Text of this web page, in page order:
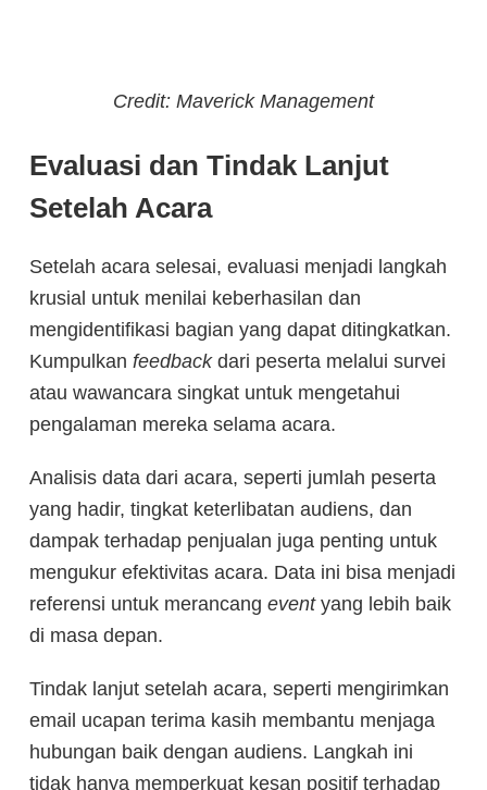
Credit: Maverick Management
Evaluasi dan Tindak Lanjut
Setelah Acara
Setelah acara selesai, evaluasi menjadi langkah
krusial untuk menilai keberhasilan dan
mengidentifikasi bagian yang dapat ditingkatkan.
Kumpulkan feedback dari peserta melalui survei
atau wawancara singkat untuk mengetahui
pengalaman mereka selama acara.
Analisis data dari acara, seperti jumlah peserta
yang hadir, tingkat keterlibatan audiens, dan
dampak terhadap penjualan juga penting untuk
mengukur efektivitas acara. Data ini bisa menjadi
referensi untuk merancang event yang lebih baik
di masa depan.
Tindak lanjut setelah acara, seperti mengirimkan
email ucapan terima kasih membantu menjaga
hubungan baik dengan audiens. Langkah ini
tidak hanya memperkuat kesan positif terhadap